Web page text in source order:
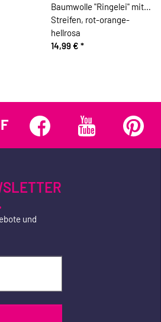
Baumwolle "Ringelei" mit
Streifen, rot-orange-
hellrosa
14,99 € *
und